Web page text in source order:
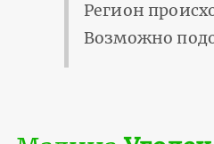
Регион
Возможно